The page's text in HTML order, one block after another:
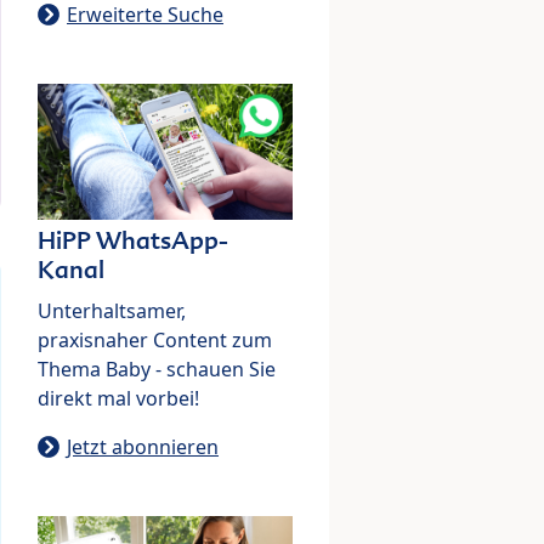
Erweiterte Suche
HiPP WhatsApp-
Kanal
Unterhaltsamer,
praxisnaher Content zum
Thema Baby - schauen Sie
direkt mal vorbei!
Jetzt abonnieren